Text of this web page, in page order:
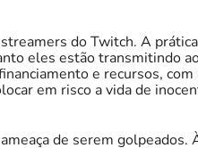
do Twitch. A
eles estão transmitindo
e recursos, com
em risco a vida de
de serem golpeados.